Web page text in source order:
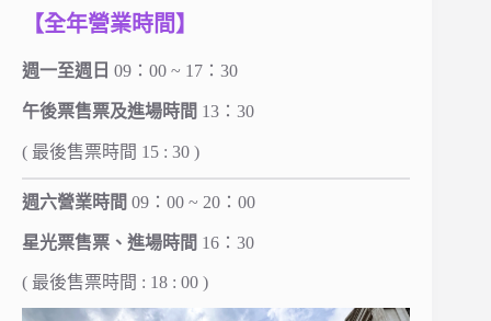
【全年營業時間】
週一至週日 09：00 ~ 17：30
午後票售票及進場時間 13：30
( 最後售票時間 15 : 30 )
週六營業時間 09：00 ~ 20：00
星光票售票、進場時間 16：30
( 最後售票時間 : 18 : 00 )